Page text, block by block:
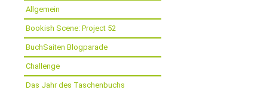
Allgemein
Bookish Scene: Project 52
BuchSaiten Blogparade
Challenge
Das Jahr des Taschenbuchs